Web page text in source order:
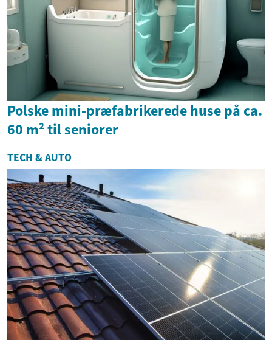
Polske mini-præfabrikerede huse på ca.
60 m² til seniorer
TECH & AUTO